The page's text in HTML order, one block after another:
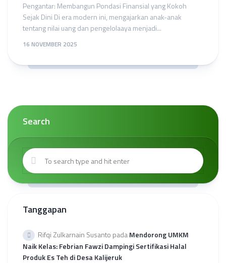
Pengantar: Membangun Pondasi Finansial yang Kokoh
Sejak Dini Di era modern ini, mengajarkan anak-anak
tentang nilai uang dan pengelolaaya menjadi...
16 NOVEMBER 2025
Search
Tanggapan
Rifqi Zulkarnain Susanto padaMendorong UMKM
Naik Kelas: Febrian Fawzi Dampingi Sertifikasi Halal
Produk Es Teh di Desa Kalijeruk